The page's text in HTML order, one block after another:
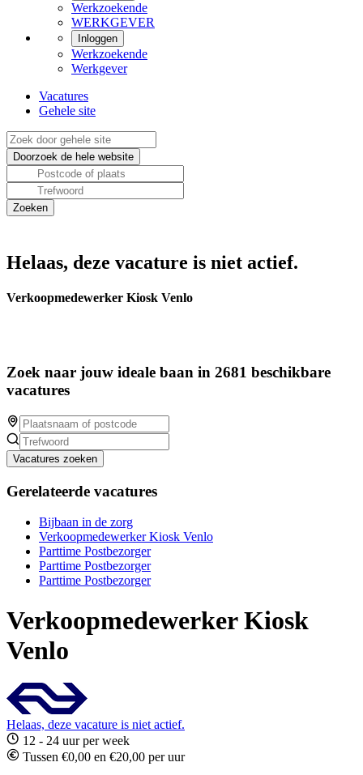
Werkzoekende
WERKGEVER
Inloggen
Werkzoekende
Werkgever
Vacatures
Gehele site
Helaas, deze vacature is niet actief.
Verkoopmedewerker Kiosk Venlo
Zoek naar jouw ideale baan in 2681 beschikbare
vacatures
Vacatures zoeken
Gerelateerde vacatures
Bijbaan in de zorg
Verkoopmedewerker Kiosk Venlo
Parttime Postbezorger
Parttime Postbezorger
Parttime Postbezorger
Verkoopmedewerker Kiosk
Venlo
Helaas, deze vacature is niet actief.
12 - 24 uur per week
Tussen €0,00 en €20,00 per uur